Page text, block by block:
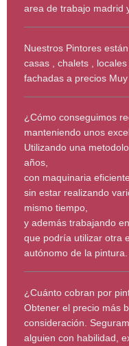
area de trabajo madrid
Nuestros Pintores
casas , chalets ,
fachadas a precios Muy
¿Cómo conseguimos
manteniendo unos
Utilizando una
años,
con maquinaria
sin estar realizando
mismo tiempo,
y además trabajando
que podría utilizar otra
autónomo de la pintura.
¿Cuánto cobran por
Obtener el precio más
consideración.
alguien con habilidad,